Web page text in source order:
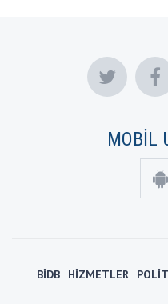
MOBİL
BİDB HİZMETLER